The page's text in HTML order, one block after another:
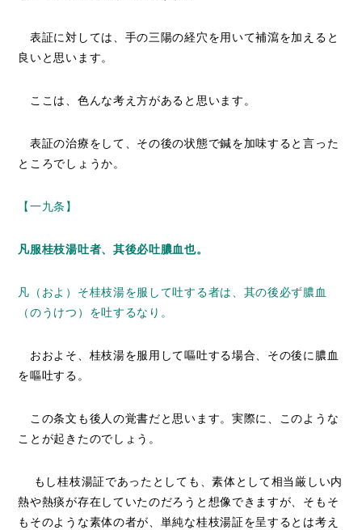
表証に対しては、手の三陽の経穴を用いて補瀉を加えると
良いと思います。
ここは、色んな考え方があると思います。
表証の治療をして、その後の状態で鍼を加味すると言った
ところでしょうか。
【一九条】
凡服桂枝湯吐者、其後必吐膿血也。
凡（およ）そ桂枝湯を服して吐する者は、其の後必ず膿血
（のうけつ）を吐するなり。
おおよそ、桂枝湯を服用して嘔吐する場合、その後に膿血
を嘔吐する。
この条文も後人の覚書だと思います。実際に、このような
ことが起きたのでしょう。
もし桂枝湯証であったとしても、素体として相当厳しい内
熱や熱痰が存在していたのだろうと想像できますが、そもそ
もそのような素体の者が、単純な桂枝湯証を呈するとは考え